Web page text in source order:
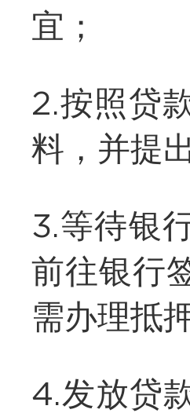
宜；
2.按照贷
料，并提
3.等待银
前往银行
需办理抵
4.发放贷